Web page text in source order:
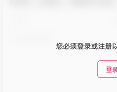
您必须登录或注册
登